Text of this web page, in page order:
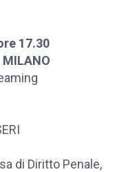
17.30
di Diritto Penale,